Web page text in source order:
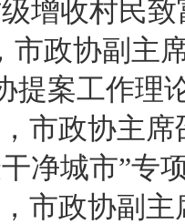
增收村民
市政协副主
提案工作理
市政协主
净城市”专
市政协副